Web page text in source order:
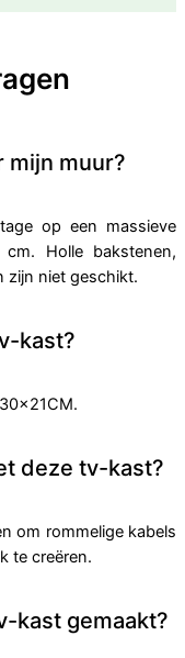
mijn muur?
op een massieve
Holle bakstenen,
zijn niet geschikt.
kast?
deze tv-kast?
om rommelige kabels
te creëren.
kast gemaakt?